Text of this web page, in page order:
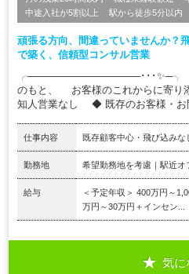
中途入社が5割以上
駅から徒歩5分以内
頑張る方向、間違っていませんか？
で築く、信頼型コンサル営業
╭────────────────･･･✨─╮
のもと、 お客様のこれからに寄
知人営業なし ◆ 既存のお客様・お
仕事内容 既存顧客中心・飛び込み
勤務地 希望勤務地を考慮｜駅近オ
給与
＜予定年収＞ 400万円～
万円～30万円＋インセン...
気に